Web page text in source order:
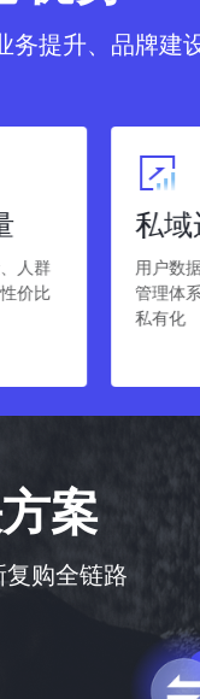
务提升、品牌建
私域运营
用户数据洞察、会员
管理体系、流量资产
案
购全链路